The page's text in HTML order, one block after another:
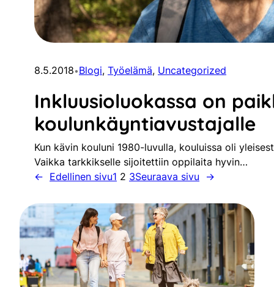
8.5.2018•Blogi, Työelämä, Uncategorized
Inkluusioluokassa on
koulunkäyntiavustajalle
Kun kävin kouluni 1980-luvulla, kouluissa oli
Vaikka tarkkikselle sijoitettiin oppilaita hyvin…
← Edellinen sivu1 2 3Seuraava sivu →